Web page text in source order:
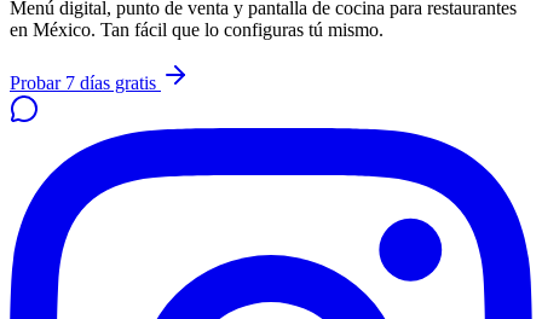
Menú digital, punto de venta y pantalla de cocina para restaurantes
en México. Tan fácil que lo configuras tú mismo.
Probar 7 días gratis